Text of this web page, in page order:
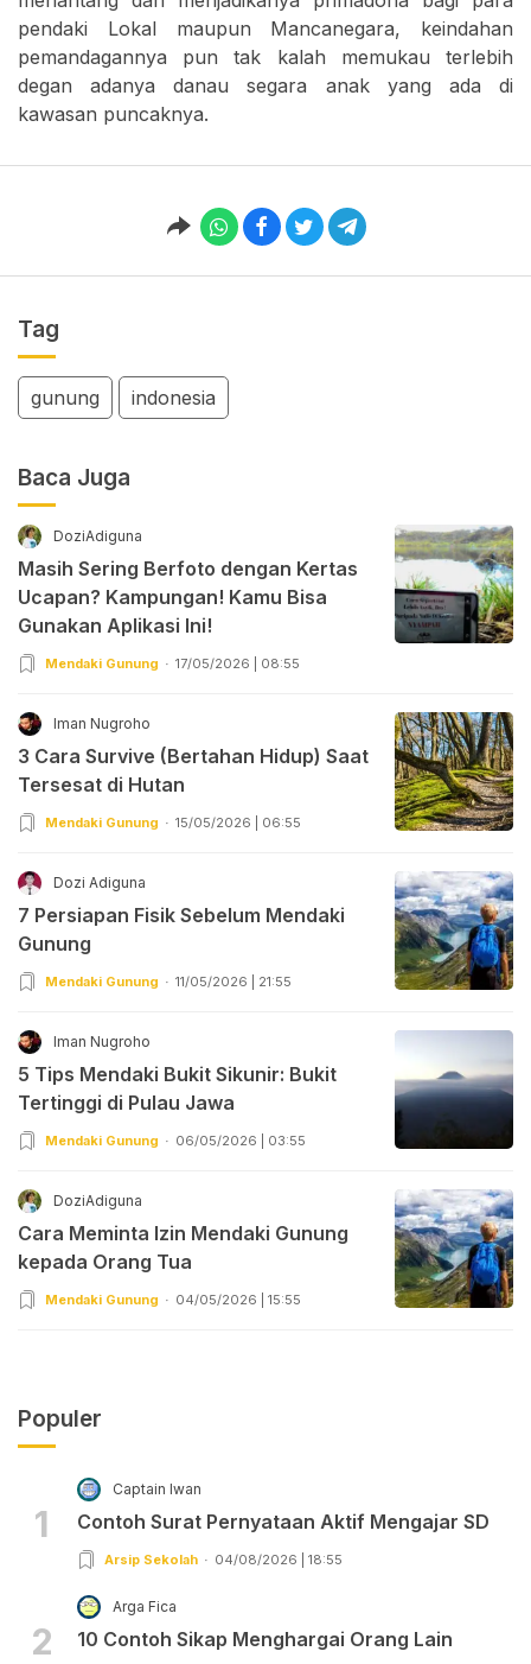
pendaki Lokal maupun Mancanegara, keindahan
pemandagannya pun tak kalah memukau terlebih
degan adanya danau segara anak yang ada di
kawasan puncaknya.
Tag
gunung indonesia
Baca Juga
DoziAdiguna
Masih Sering Berfoto dengan Kertas
Ucapan? Kampungan! Kamu Bisa
Gunakan Aplikasi Ini!
Mendaki Gunung 17/05/2026 | 08:55
Iman Nugroho
3 Cara Survive (Bertahan Hidup) Saat
Tersesat di Hutan
Mendaki Gunung 15/05/2026 | 06:55
Dozi Adiguna
7 Persiapan Fisik Sebelum Mendaki
Gunung
Mendaki Gunung 11/05/2026 | 21:55
Iman Nugroho
5 Tips Mendaki Bukit Sikunir: Bukit
Tertinggi di Pulau Jawa
Mendaki Gunung 06/05/2026 | 03:55
DoziAdiguna
Cara Meminta Izin Mendaki Gunung
kepada Orang Tua
Mendaki Gunung 04/05/2026 | 15:55
Populer
1
Captain Iwan
Contoh Surat Pernyataan Aktif Mengajar SD
Arsip Sekolah 04/08/2026 | 18:55
2
Arga Fica
10 Contoh Sikap Menghargai Orang Lain